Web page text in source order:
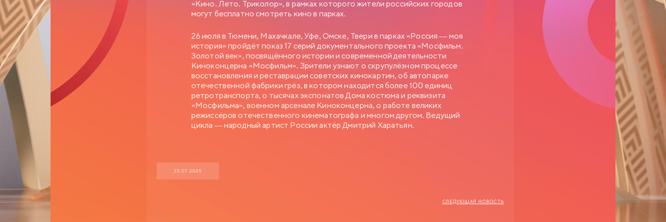
«Кино. Лето. Триколор», в рамках которого жители российских городов
могут бесплатно смотреть кино в парках.
26 июля в Тюмени, Махачкале, Уфе, Омске, Твери в парках «Россия — моя
история» пройдёт показ 17 серий документального проекта «Мосфильм.
Золотой век», посвящённого истории и современной деятельности
Киноконцерна «Мосфильм». Зрители узнают о скрупулёзном процессе
восстановления и реставрации советских кинокартин, об автопарке
отечественной фабрики грёз, в котором находится более 100 единиц
ретротранспорта, о тысячах экспонатов Дома костюма и реквизита
«Мосфильма», военном арсенале Киноконцерна, о работе великих
режиссёров отечественного кинематографа и многом другом. Ведущий
цикла — народный артист России актёр Дмитрий Харатьян.
25.07.2025
СЛЕДУЮЩАЯ НОВОСТЬ